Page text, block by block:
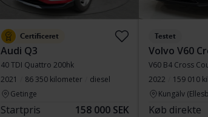
Certificeret
Audi Q3
40 TDI Quattro 200hk
2021
86 350 kilometer
diesel
Getinge
Startpris 158 000 SEK
Testet
Volvo V60
V60 B4 Cross
2022
159 010
Kungälv
Køb direkte